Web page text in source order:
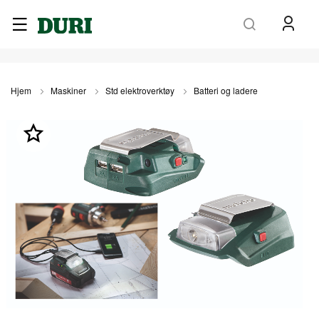
Hjem Maskiner Std elektroverktøy Batteri og ladere
slutten